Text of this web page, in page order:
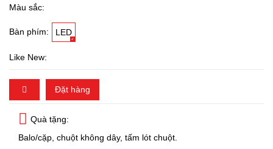
Màu sắc:
Bàn phím: LED
Like New:
Đặt hàng
Quà tặng:
Balo/cặp, chuột không dây, tấm lót chuột.